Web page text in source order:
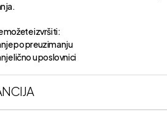
možete izvršiti:
po preuzimanju
lično u poslovnici